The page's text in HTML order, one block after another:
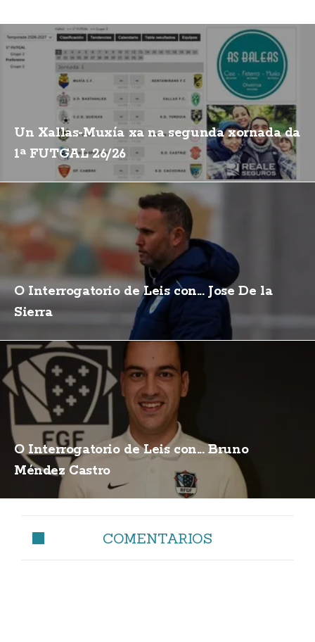
Un Xallas-Muxía xa na segunda xornada da
1ª FUTGAL 26/26
O Interrogatorio de Leis con... Jose De la
Sierra
O Interrogatorio de Leis con... Bruno
Méndez Castro
COMENTARIOS